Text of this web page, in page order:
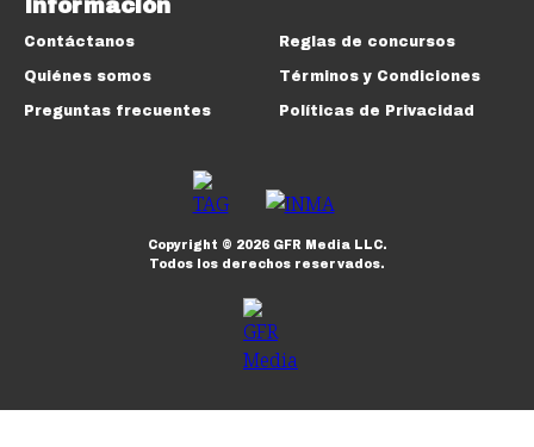
Información
Contáctanos
Quiénes somos
Preguntas frecuentes
Reglas de concursos
Términos y Condiciones
Políticas de Privacidad
Copyright © 2026GFR Media LLC.
Todos los derechos reservados.